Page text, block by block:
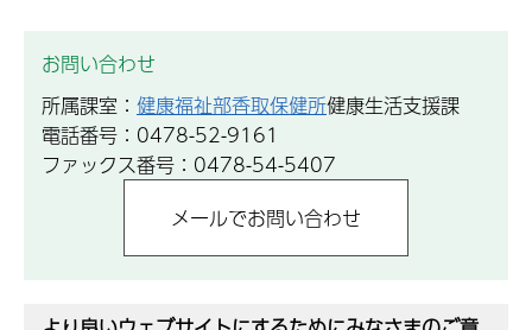
お問い合わせ
所属課室： 健康福祉部香取保健所健康生活支援課
電話番号：0478-52-9161
ファックス番号：0478-54-5407